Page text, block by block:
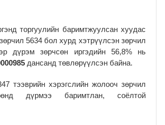
торгуулийн баримтжуулсан хуудас
5634 бол хурд хэтрүүлсэн зөрчил
дүрэм зөрчсөн иргэдийн 56,8% нь
дансанд төвлөрүүлсэн байна.
тээврийн хэрэгслийн жолооч зөрчил
дүрмээ баримтлан, соёлтой